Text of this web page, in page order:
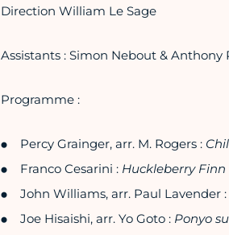
Direction William Le Sage
Assistants : Simon Nebout & Anthony
Programme :
Percy Grainger, arr. M. Rogers :
Franco Cesarini : Huckleberry Finn
John Williams, arr. Paul Lavender :
Joe Hisaishi, arr. Yo Goto : Ponyo